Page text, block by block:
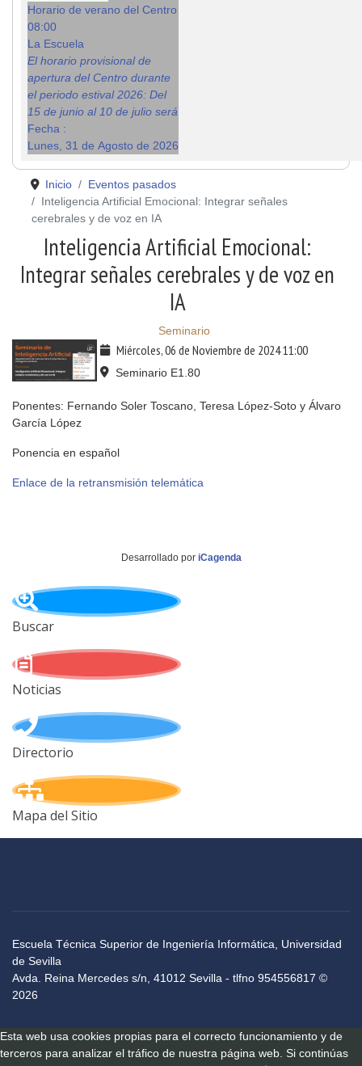
Horario de verano del Centro
08:00
La Escuela
El horario provisional de
apertura del Centro durante
el periodo estival 2026: Del
15 de junio al 10 de julio será
Fecha :
Lunes, 31 de Agosto de 2026
Inicio
Eventos pasados
Inteligencia Artificial Emocional: Integrar señales
cerebrales y de voz en IA
Inteligencia Artificial Emocional:
Integrar señales cerebrales y de voz en
IA
Seminario
Miércoles, 06 de Noviembre de 202411:00
Seminario E1.80
Ponentes: Fernando Soler Toscano, Teresa López-Soto y Álvaro
García López
Ponencia en español
Enlace de la retransmisión telemática
Desarrollado por iCagenda
Buscar
Noticias
Directorio
Mapa del Sitio
Escuela Técnica Superior de Ingeniería Informática, Universidad
de Sevilla
Avda. Reina Mercedes s/n, 41012 Sevilla - tlfno 954556817 ©
2026
Esta web usa cookies propias para el correcto funcionamiento y de
terceros para analizar el tráfico de nuestra página web. Si continúas